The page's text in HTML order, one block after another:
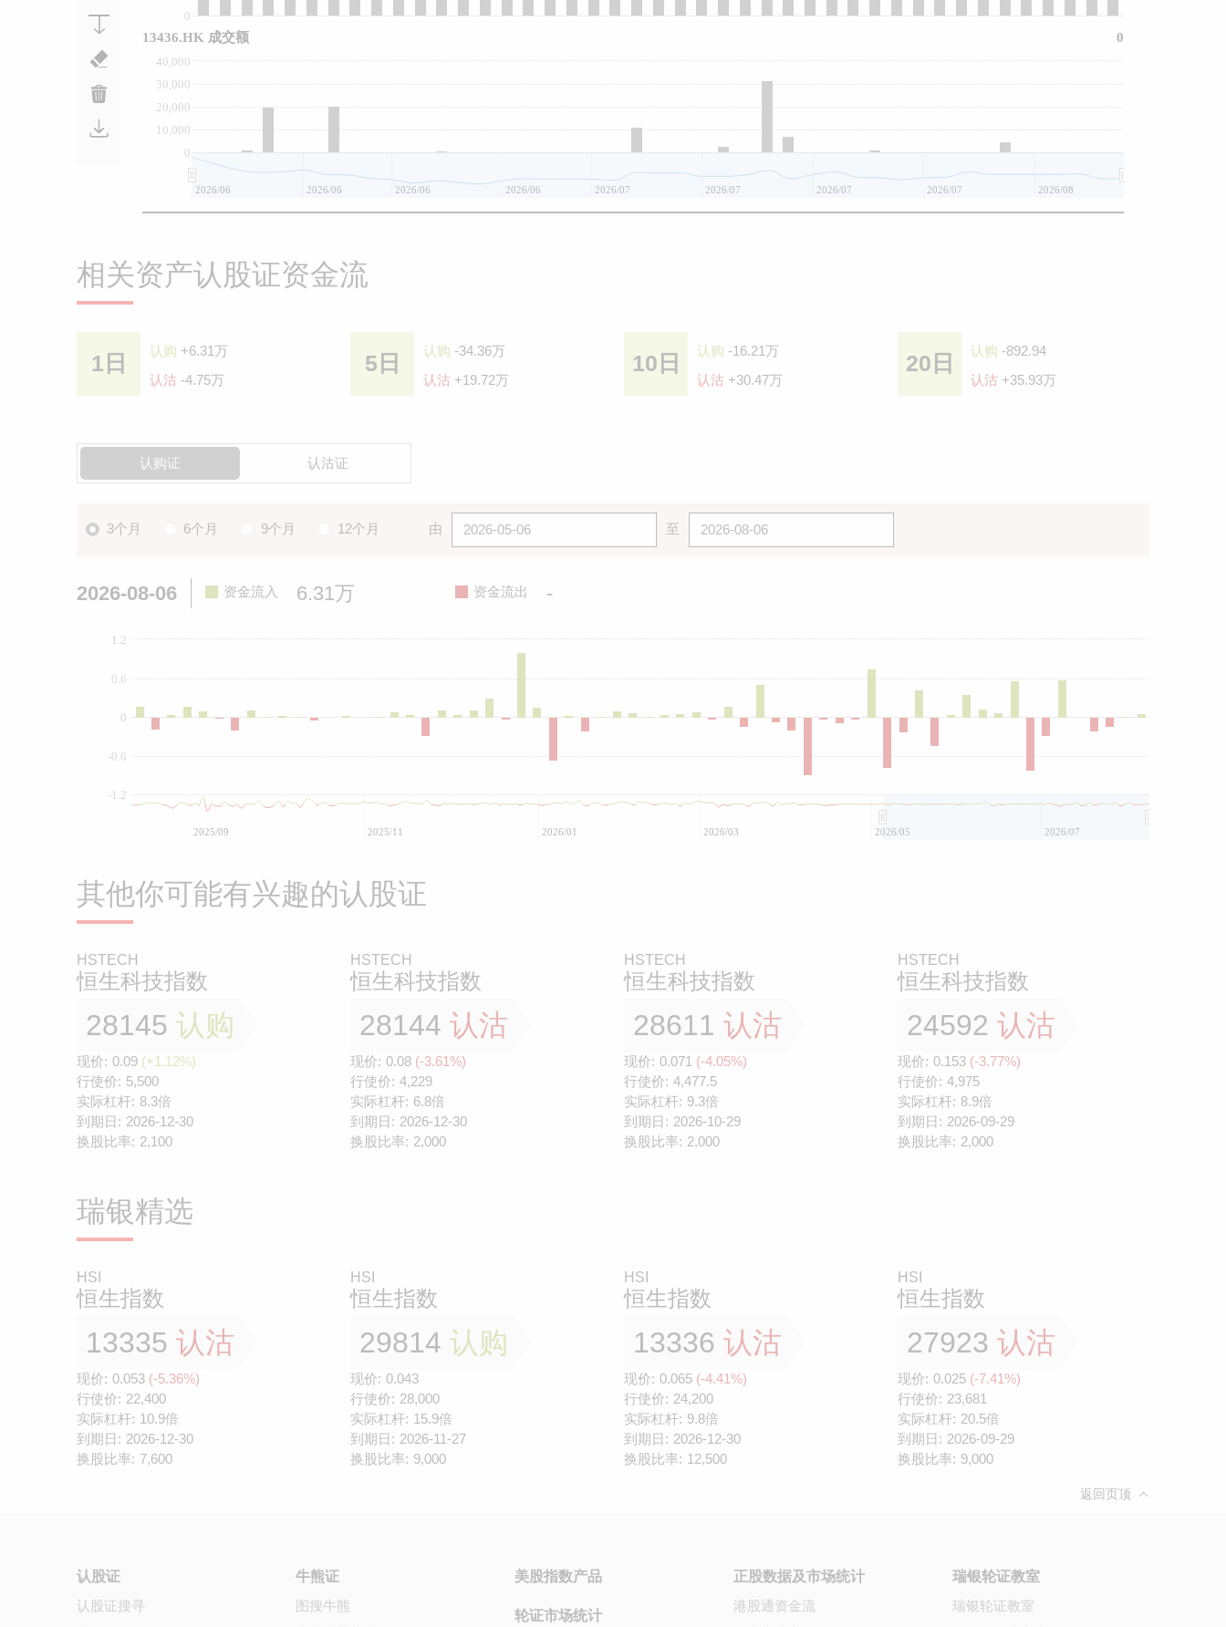
0
0
10,000
20,000
30,000
40,000
2026/06 2026/06 2026/06 2026/06 2026/07 2026/07 2026/07 2026/07 2026/08
13436.HK 成交额 0
相关资产认股证资金流
1日 认购 +6.31万
认沽 -4.75万
5日 认购 -34.36万
认沽 +19.72万
10日 认购 -16.21万
认沽 +30.47万
20日 认购 -892.94
认沽 +35.93万
认购证 认沽证
3个月 6个月 9个月 12个月 由 至
2026-08-06 资金流入 6.31万 资金流出 -
0
-1.2
-0.6
0.6
1.2
2025/09 2025/11 2026/01 2026/03 2026/05 2026/07
其他你可能有兴趣的认股证
HSTECH
恒生科技指数
28145 认购
现价: 0.09 (+1.12%)
行使价: 5,500
实际杠杆: 8.3倍
到期日: 2026-12-30
换股比率: 2,100
HSTECH
恒生科技指数
28144 认沽
现价: 0.08 (-3.61%)
行使价: 4,229
实际杠杆: 6.8倍
到期日: 2026-12-30
换股比率: 2,000
HSTECH
恒生科技指数
28611 认沽
现价: 0.071 (-4.05%)
行使价: 4,477.5
实际杠杆: 9.3倍
到期日: 2026-10-29
换股比率: 2,000
HSTECH
恒生科技指数
24592 认沽
现价: 0.153 (-3.77%)
行使价: 4,975
实际杠杆: 8.9倍
到期日: 2026-09-29
换股比率: 2,000
瑞银精选
HSI
恒生指数
13335 认沽
现价: 0.053 (-5.36%)
行使价: 22,400
实际杠杆: 10.9倍
到期日: 2026-12-30
换股比率: 7,600
HSI
恒生指数
29814 认购
现价: 0.043
行使价: 28,000
实际杠杆: 15.9倍
到期日: 2026-11-27
换股比率: 9,000
HSI
恒生指数
13336 认沽
现价: 0.065 (-4.41%)
行使价: 24,200
实际杠杆: 9.8倍
到期日: 2026-12-30
换股比率: 12,500
HSI
恒生指数
27923 认沽
现价: 0.025 (-7.41%)
行使价: 23,681
实际杠杆: 20.5倍
到期日: 2026-09-29
换股比率: 9,000
返回页顶
认股证
认股证搜寻
牛熊证
图搜牛熊
美股指数产品
轮证市场统计
正股数据及市场统计
港股通资金流
瑞银轮证教室
瑞银轮证教室